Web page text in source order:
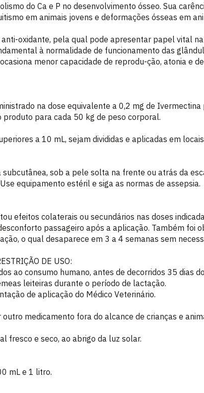
do Ca e P no desenvolvimento ósseo. Sua
em animais jovens e deformações ósseas em
anti-oxidante, pela qual pode apresentar papel vital
à normalidade de funcionamento das
menor capacidade de reprodu-ção, atonia e
na dose equivalente a 0,2 mg de
produto para cada 50 kg de peso corporal.
a 10 mL, sejam divididas e aplicadas em
sob a pele solta na frente ou atrás da
equipamento estéril e siga as normas de assepsia.
efeitos colaterais ou secundários nas doses
passageiro após a aplicação. Também foi
o qual desaparece em 3 a 4 semanas sem
DE USO:
ao consumo humano, antes de decorridos 35 dias
leiteiras durante o período de lactação.
de aplicação do Médico Veterinário.
medicamento fora do alcance de crianças e
fresco e seco, ao abrigo da luz solar.
mL e 1 litro.